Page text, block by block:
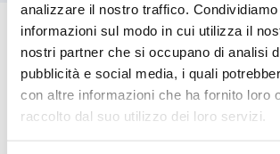
analizzare il nostro traffico.
informazioni sul modo in cui utilizza il
nostri partner che si occupano di analisi
pubblicità e social media, i quali
con altre informazioni che ha fornito loro
raccolto dal suo utilizzo dei loro servizi.
Vuoi